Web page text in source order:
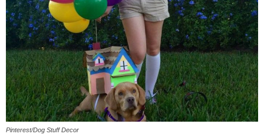
Pinterest/Dog Stuff Decor